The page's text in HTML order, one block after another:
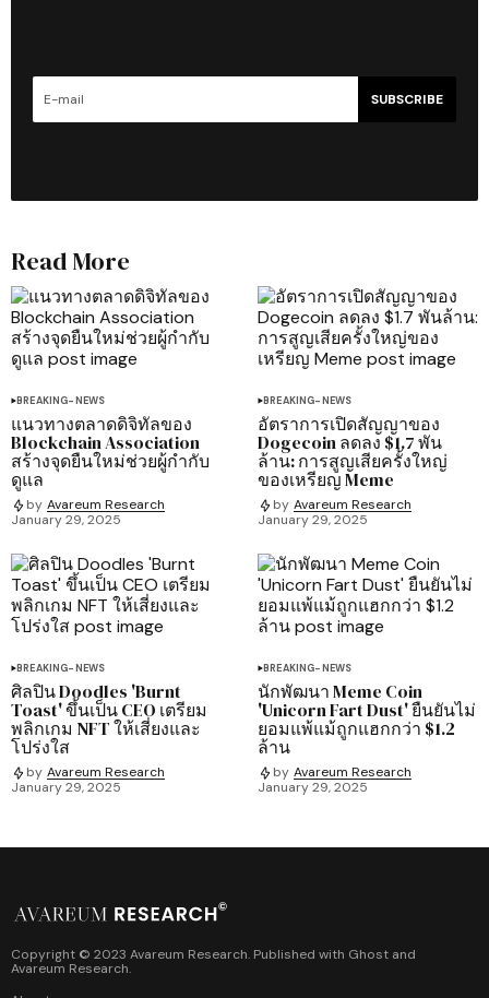
SUBSCRIBE
Read More
BREAKING-NEWS
แนวทางตลาดดิจิทัลของ
Blockchain Association
สร้างจุดยืนใหม่ช่วยผู้กำกับ
ดูแล
by Avareum Research
January 29, 2025
BREAKING-NEWS
อัตราการเปิดสัญญาของ
Dogecoin ลดลง $1.7 พัน
ล้าน: การสูญเสียครั้งใหญ่
ของเหรียญ Meme
by Avareum Research
January 29, 2025
BREAKING-NEWS
ศิลปิน Doodles 'Burnt
Toast' ขึ้นเป็น CEO เตรียม
พลิกเกม NFT ให้เสี่ยงและ
โปร่งใส
by Avareum Research
January 29, 2025
BREAKING-NEWS
นักพัฒนา Meme Coin
'Unicorn Fart Dust' ยืนยันไม่
ยอมแพ้แม้ถูกแฮกกว่า $1.2
ล้าน
by Avareum Research
January 29, 2025
Copyright © 2023 Avareum Research. Published with Ghost and
Avareum Research.